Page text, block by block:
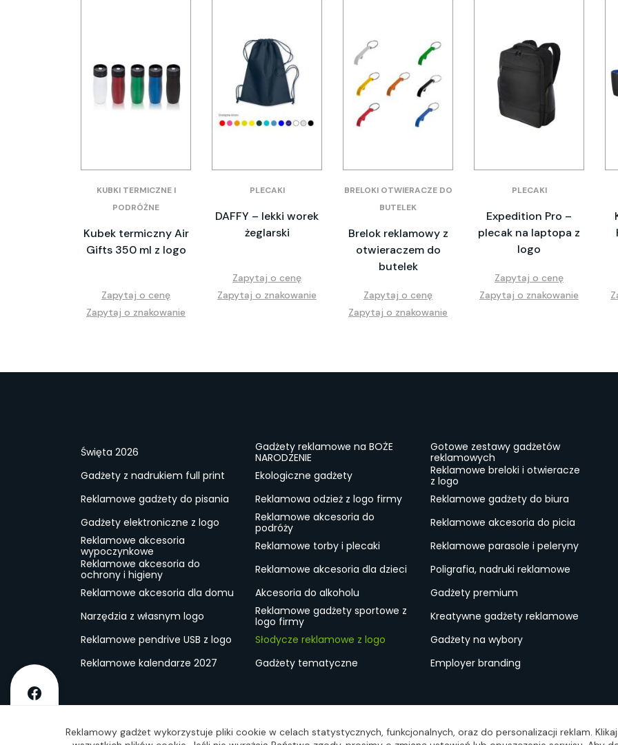
KUBKI TERMICZNE I
PODRÓŻNE
Kubek termiczny Air
Gifts 350 ml z logo
Zapytaj o cenę
Zapytaj o znakowanie
PLECAKI
DAFFY – lekki worek
żeglarski
Zapytaj o cenę
Zapytaj o znakowanie
BRELOKI OTWIERACZE DO
BUTELEK
Brelok reklamowy z
otwieraczem do
butelek
Zapytaj o cenę
Zapytaj o znakowanie
PLECAKI
Expedition Pro –
plecak na laptopa z
logo
Zapytaj o cenę
Zapytaj o znakowanie
Święta 2026
Gadżety reklamowe na BOŻE
NARODZENIE
Gotowe zestawy gadżetów
reklamowych
Gadżety z nadrukiem full print
Ekologiczne gadżety
Reklamowe breloki i otwieracze
z logo
Reklamowe gadżety do pisania
Reklamowa odzież z logo firmy
Reklamowe gadżety do biura
Gadżety elektroniczne z logo
Reklamowe akcesoria do
podróży
Reklamowe akcesoria do picia
Reklamowe akcesoria
wypoczynkowe
Reklamowe torby i plecaki
Reklamowe parasole i peleryny
Reklamowe akcesoria do
ochrony i higieny
Reklamowe akcesoria dla dzieci
Poligrafia, nadruki reklamowe
Reklamowe akcesoria dla domu
Akcesoria do alkoholu
Gadżety premium
Narzędzia z własnym logo
Reklamowe gadżety sportowe z
logo firmy
Kreatywne gadżety reklamowe
Reklamowe pendrive USB z logo
Słodycze reklamowe z logo
Gadżety na wybory
Reklamowe kalendarze 2027
Gadżety tematyczne Employer branding
Reklamowy gadżet wykorzystuje pliki cookie w celach statystycznych, funkcjonalnych, oraz do personalizacji reklam.